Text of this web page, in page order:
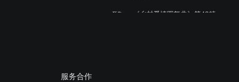
预告
《乡村爱情圆舞曲》第43精
服务合作